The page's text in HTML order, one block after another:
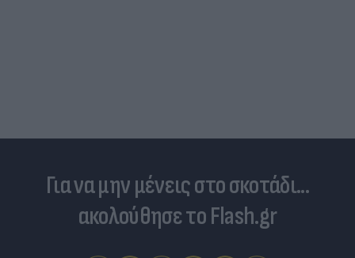
Για να μην μένεις στο σκοτάδι...
ακολούθησε το Flash.gr